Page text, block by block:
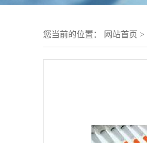
您当前的位置： 网站首页 >